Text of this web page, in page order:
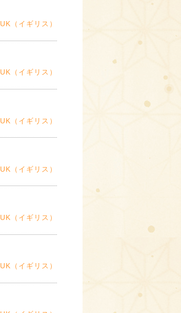
UK（イギリス）
UK（イギリス）
UK（イギリス）
UK（イギリス）
UK（イギリス）
UK（イギリス）